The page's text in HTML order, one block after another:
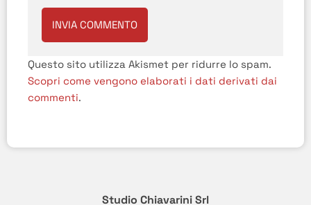
Questo sito utilizza Akismet per ridurre lo spam.
Scopri come vengono elaborati i dati derivati dai
commenti.
Studio Chiavarini Srl